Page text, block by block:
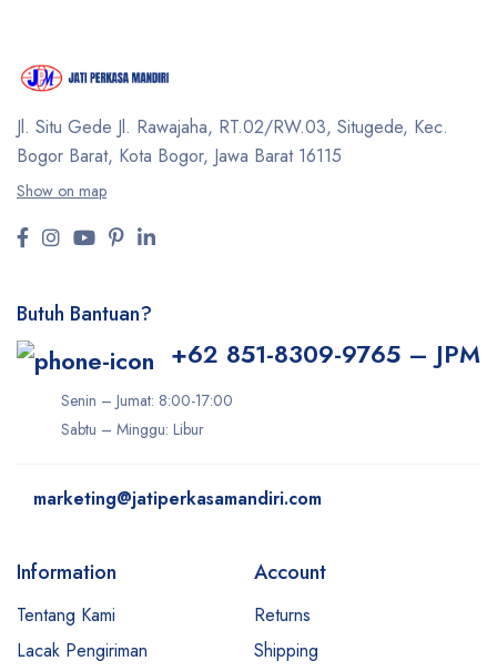
Jl. Situ Gede Jl. Rawajaha, RT.02/RW.03, Situgede, Kec.
Bogor Barat, Kota Bogor, Jawa Barat 16115
Show on map
Butuh Bantuan?
+62 851-8309-9765 – JPM
Senin – Jumat: 8:00-17:00
Sabtu – Minggu: Libur
marketing@jatiperkasamandiri.com
Information
Tentang Kami
Lacak Pengiriman
Account
Returns
Shipping